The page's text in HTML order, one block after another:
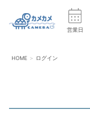
営業日
HOME ログイン